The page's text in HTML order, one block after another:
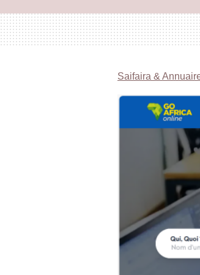
Saifaira &